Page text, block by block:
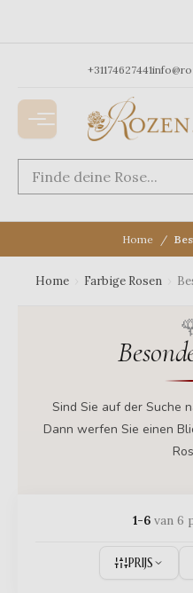
+31174627441
Home
Home Farbige Rosen
Sind Sie auf der Suche
Dann werfen Sie einen
1-6 van 6
PRIJS